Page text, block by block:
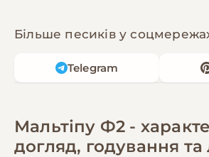
Більше песиків у
Telegram
Мальтіпу Ф2 -
догляд, годування та